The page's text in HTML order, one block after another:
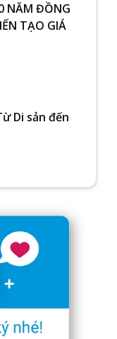
NĂM ĐỒNG
TẠO GIÁ
Di sản đến